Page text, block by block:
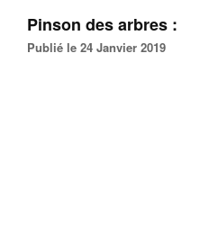
Pinson des arbres :
Publié le 24 Janvier 2019